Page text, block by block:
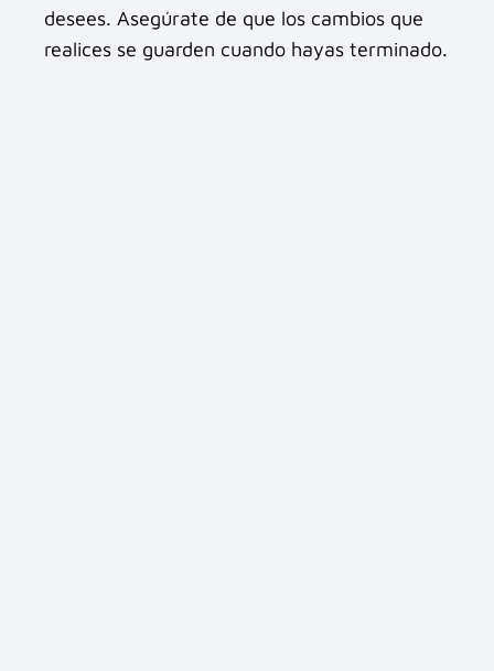
desees. Asegúrate de que los cambios que
realices se guarden cuando hayas terminado.